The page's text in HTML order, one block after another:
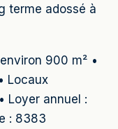
terme adossé à
900 m² •
Locaux
Loyer annuel :
: 8383